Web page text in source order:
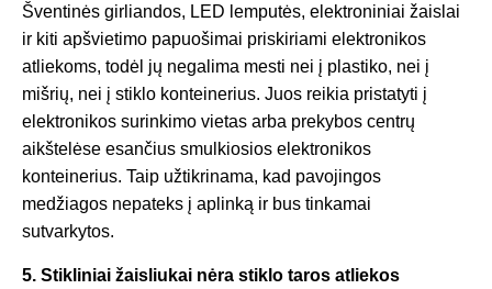
Šventinės girliandos, LED lemputės, elektroniniai žaislai
ir kiti apšvietimo papuošimai priskiriami elektronikos
atliekoms, todėl jų negalima mesti nei į plastiko, nei į
mišrių, nei į stiklo konteinerius. Juos reikia pristatyti į
elektronikos surinkimo vietas arba prekybos centrų
aikštelėse esančius smulkiosios elektronikos
konteinerius. Taip užtikrinama, kad pavojingos
medžiagos nepateks į aplinką ir bus tinkamai
sutvarkytos.
5. Stikliniai žaisliukai nėra stiklo taros atliekos